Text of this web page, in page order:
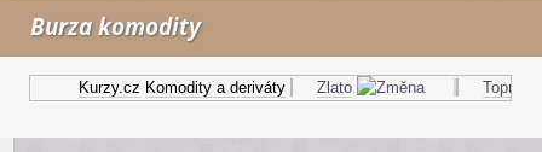
Burza komodity
Kurzy.cz Komodity a deriváty Zlato Topný olej